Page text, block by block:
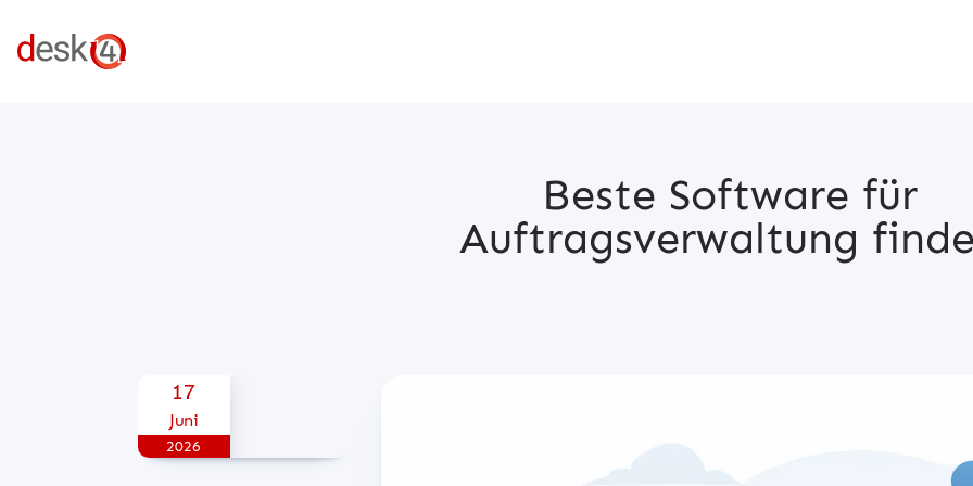
Beste Software für
Auftragsverwaltung
Posted on
17
Juni
2026